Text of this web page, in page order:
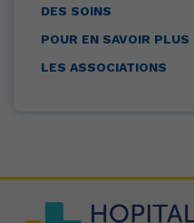
DES SOINS
POUR EN SAVOIR PLUS
LES ASSOCIATIONS